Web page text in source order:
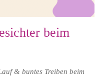
beim
& buntes Treiben beim